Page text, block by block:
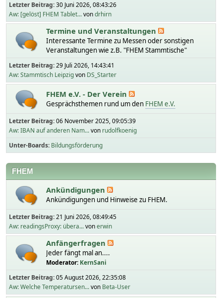
Letzter Beitrag:30 Juni 2026, 08:43:26
Aw: [gelöst] FHEM Tablet...vondrhirn
Termine und Veranstaltungen
Interessante Termine zu Messen oder sonstigen
Veranstaltungen wie z.B. "FHEM Stammtische"
Letzter Beitrag:29 Juli 2026, 14:43:41
Aw: Stammtisch Leipzigvon DS_Starter
FHEM e.V. - Der Verein
Gesprächsthemen rund um den FHEM e.V.
Letzter Beitrag:06 November 2025, 09:05:39
Aw: IBAN auf anderen Nam...von rudolfkoenig
Unter-Boards Bildungsförderung
FHEM
Ankündigungen
Ankündigungen und Hinweise zu FHEM.
Letzter Beitrag:21 Juni 2026, 08:49:45
Aw: readingsProxy: übera...vonerwin
Anfängerfragen
Jeder fängt mal an....
Moderator: KernSani
Letzter Beitrag:05 August 2026, 22:35:08
Aw: Welche Temperatursen...von Beta-User